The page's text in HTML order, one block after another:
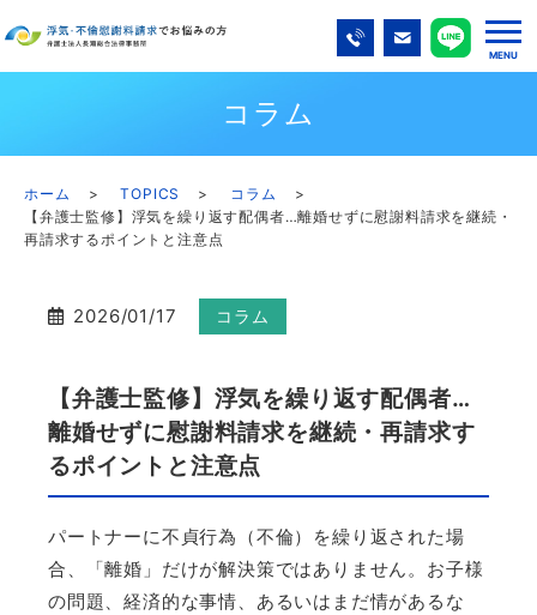
コラム
ホーム TOPICS
コラム
【弁護士監修】浮気を繰り返す配偶者…離婚せずに慰謝料請求を継続・
再請求するポイントと注意点
2026/01/17 コラム
【弁護士監修】浮気を繰り返す配偶者…
離婚せずに慰謝料請求を継続・再請求す
るポイントと注意点
パートナーに不貞行為（不倫）を繰り返された場
合、「離婚」だけが解決策ではありません。お子様
の問題、経済的な事情、あるいはまだ情があるな